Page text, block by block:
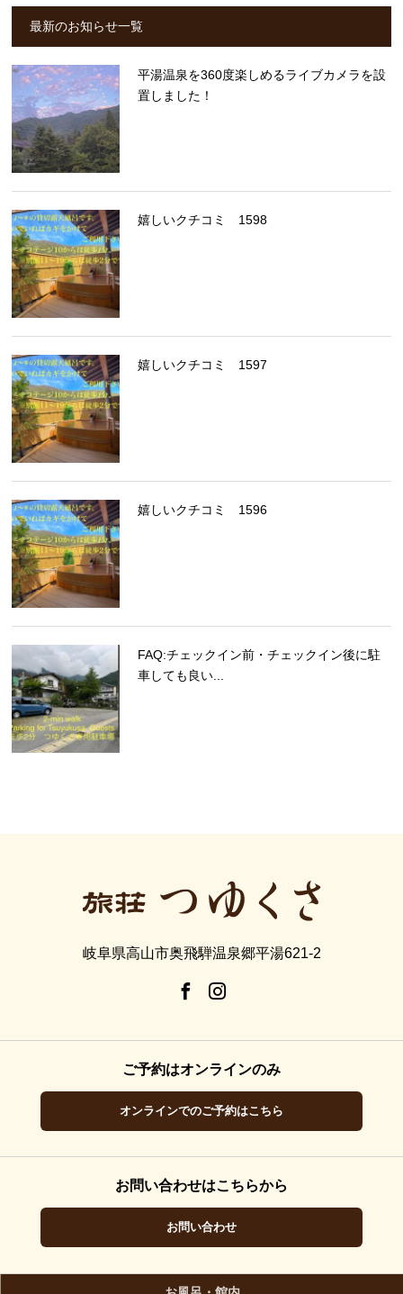
最新のお知らせ一覧
平湯温泉を360度楽しめるライブカメラを設
置しました！
嬉しいクチコミ 1598
嬉しいクチコミ 1597
嬉しいクチコミ 1596
FAQ:チェックイン前・チェックイン後に駐
車しても良い...
岐阜県高山市奥飛騨温泉郷平湯621-2
ご予約はオンラインのみ
オンラインでのご予約はこちら
お問い合わせはこちらから
お問い合わせ